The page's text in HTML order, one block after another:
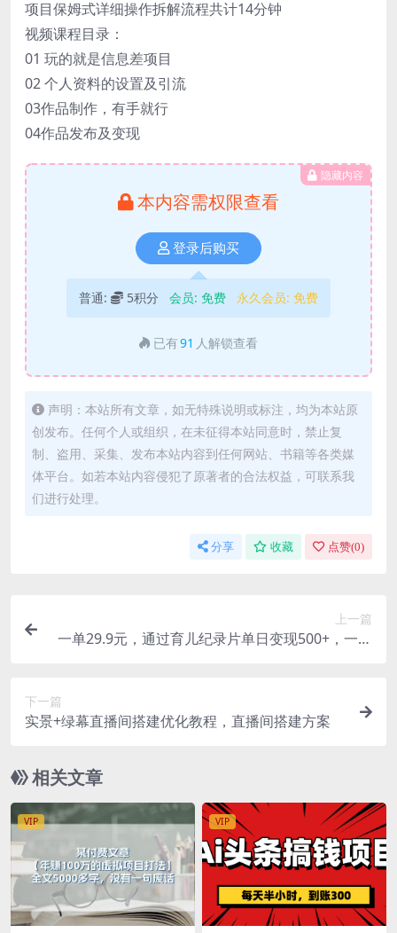
项目保姆式详细操作拆解流程共计14分钟
视频课程目录：
01 玩的就是信息差项目
02 个人资料的设置及引流
03作品制作，有手就行
04作品发布及变现
隐藏内容
本内容需权限查看
登录后购买
普通: 5积分 会员: 免费 永久会员: 免费
已有91 人解锁查看
声明：本站所有文章，如无特殊说明或标注，均为本站原
创发布。任何个人或组织，在未征得本站同意时，禁止复
制、盗用、采集、发布本站内容到任何网站、书籍等各类媒
体平台。如若本站内容侵犯了原著者的合法权益，可联系我
们进行处理。
分享 收藏 点赞(0)
上一篇
一单29.9元，通过育儿纪录片单日变现500+，一部
下一篇
实景+绿幕直播间搭建优化教程，直播间搭建方案
相关文章
VIP VIP